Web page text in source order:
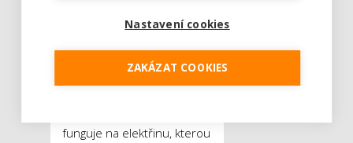
ztrátám při klasickém větrání
například otevřením oken,“
vysvětluje Woff.
funguje na elektřinu, kterou
Nastavení cookies
ZAKÁZAT COOKIES